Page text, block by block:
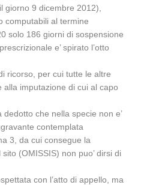
giorno 9 dicembre 2012),
computabili al termine
solo 186 giorni di sospensione
e’ spirato l’otto
ricorso, per cui tutte le altre
imputazione di cui al capo
che nella specie non e’
contemplata
3, da cui consegue la
sito (OMISSIS) non puo’ dirsi di
con l’atto di appello, ma